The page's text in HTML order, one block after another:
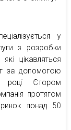
у
з розробки
цікавляться
за допомогою
році Єгором
протягом
понад 50